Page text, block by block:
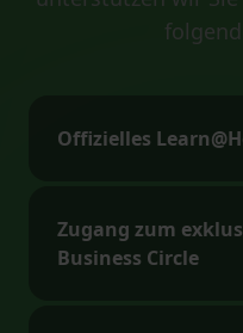
Offizielles
Zugang zum
Business Circle